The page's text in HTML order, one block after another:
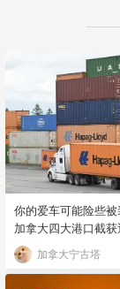
你的爱车可能险些被
加拿大四大港口截
加拿大宁古塔